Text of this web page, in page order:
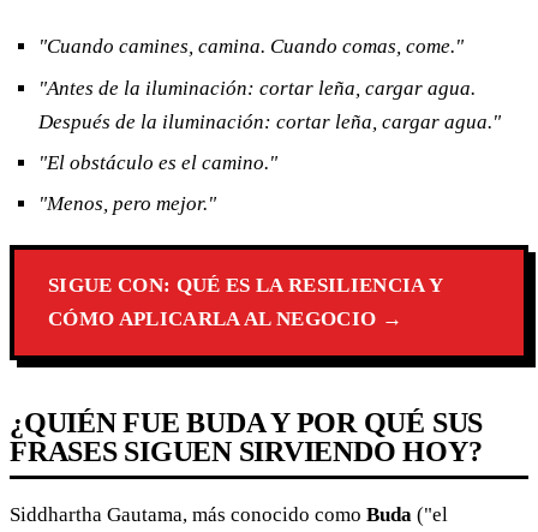
"Cuando camines, camina. Cuando comas, come."
"Antes de la iluminación: cortar leña, cargar agua.
Después de la iluminación: cortar leña, cargar agua."
"El obstáculo es el camino."
"Menos, pero mejor."
SIGUE CON: QUÉ ES LA RESILIENCIA Y
CÓMO APLICARLA AL NEGOCIO →
¿QUIÉN FUE BUDA Y POR QUÉ SUS
FRASES SIGUEN SIRVIENDO HOY?
Siddhartha Gautama, más conocido como Buda ("el